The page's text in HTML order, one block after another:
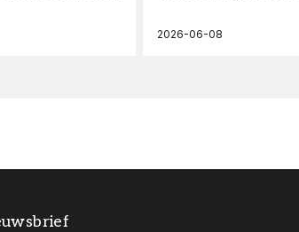
2026-06-08